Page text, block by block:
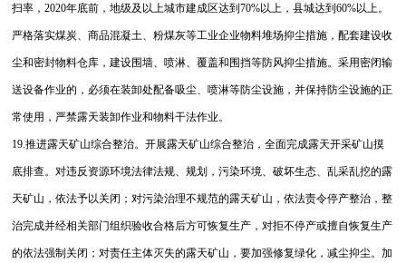
扫率，2020年底前，地级及以上城市建成区达到70%以上，县城达到60%以上。
严格落实煤炭、商品混凝土、粉煤灰等工业企业物料堆场抑尘措施，配套建设收
尘和密封物料仓库，建设围墙、喷淋、覆盖和围挡等防风抑尘措施。采用密闭输
送设备作业的，必须在装卸处配备吸尘、喷淋等防尘设施，并保持防尘设施的正
常使用，严禁露天装卸作业和物料干法作业。
19.推进露天矿山综合整治。开展露天矿山综合整治，全面完成露天开采矿山摸
底排查。对违反资源环境法律法规、规划，污染环境、破坏生态、乱采乱挖的露
天矿山，依法予以关闭；对污染治理不规范的露天矿山，依法责令停产整治，整
治完成并经相关部门组织验收合格后方可恢复生产，对拒不停产或擅自恢复生产
的依法强制关闭；对责任主体灭失的露天矿山，要加强修复绿化，减尘抑尘。加